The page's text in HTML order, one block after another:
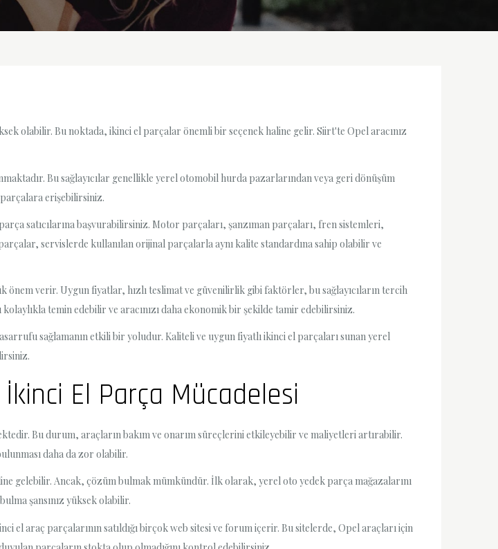
olabilir. Bu noktada, ikinci el parçalar önemli bir seçenek haline gelir. Siirt'te Opel aracınız
Bu sağlayıcılar genellikle yerel otomobil hurda pazarlarından veya geri dönüşüm
erişebilirsiniz.
satıcılarına başvurabilirsiniz. Motor parçaları, şanzıman parçaları, fren sistemleri,
servislerde kullanılan orijinal parçalarla aynı kalite standardına sahip olabilir ve
önem verir. Uygun fiyatlar, hızlı teslimat ve güvenilirlik gibi faktörler, bu sağlayıcıların tercih
temin edebilir ve aracınızı daha ekonomik bir şekilde tamir edebilirsiniz.
sağlamanın etkili bir yoludur. Kaliteli ve uygun fiyatlı ikinci el parçaları sunan yerel
El Parça Mücadelesi
Bu durum, araçların bakım ve onarım süreçlerini etkileyebilir ve maliyetleri artırabilir.
daha da zor olabilir.
gelebilir. Ancak, çözüm bulmak mümkündür. İlk olarak, yerel oto yedek parça mağazalarını
şansınız yüksek olabilir.
araç parçalarının satıldığı birçok web sitesi ve forum içerir. Bu sitelerde, Opel araçları için